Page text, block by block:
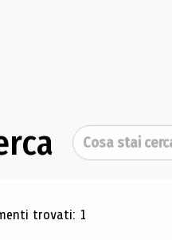
Cerca
di
trovati: 1